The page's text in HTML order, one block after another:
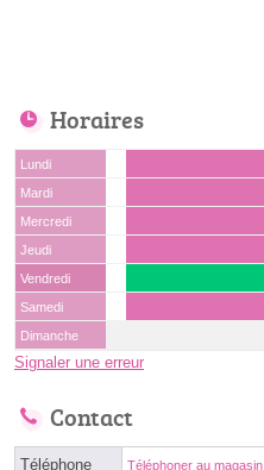
Horaires
Lundi
Mardi
Mercredi
Jeudi
Vendredi
Samedi
Dimanche
Signaler une erreur
Contact
Téléphone Téléphoner au magasin